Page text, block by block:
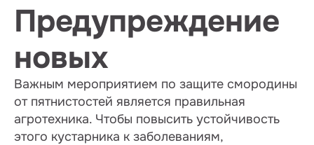
Предупреждение
новых
Важным мероприятием по защите смородины
от пятнистостей является правильная
агротехника. Чтобы повысить устойчивость
этого кустарника к заболеваниям,